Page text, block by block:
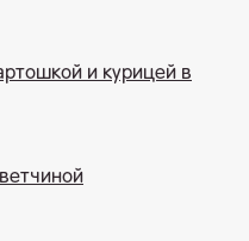
и курицей в